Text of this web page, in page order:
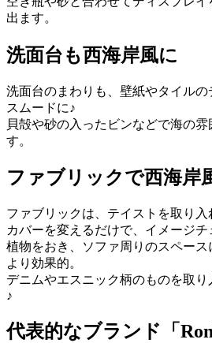
出ます。
洗面台も西海岸風に
洗面台のまわりも、壁紙やタイル
スムードに♪
貝殻や砂の入ったビンなどで海の
す。
ファブリックで西海岸
ファブリックは、テイストを取り入
カバーを変えるだけで、イメージ
植物をおき、ソファ周りのスペース
より効果的。
デニムやエスニック柄のものを取
♪
代表的なブランド「